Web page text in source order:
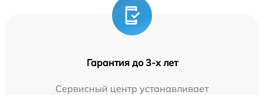
Гарантия до 3-х лет
Сервисный центр устанавливает